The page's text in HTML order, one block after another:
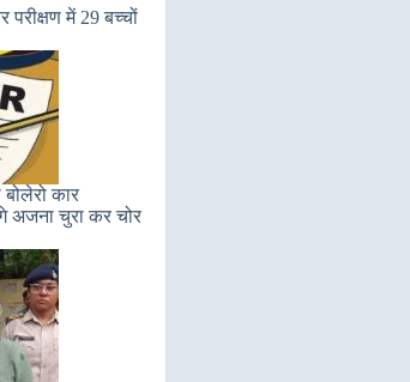
परीक्षण में 29 बच्चों
कार
अजना चुरा कर चोर